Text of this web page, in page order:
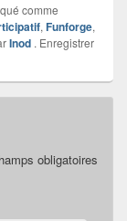
comme
, Funforge,
Inod . Enregistrer
obligatoires